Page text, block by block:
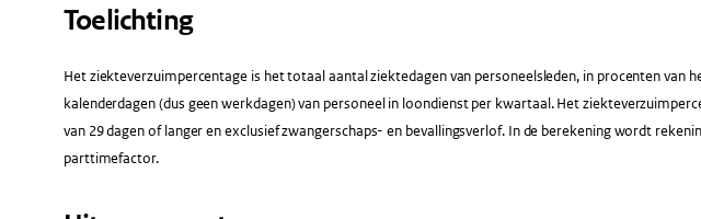
Toelichting
Het ziekteverzuimpercentage is het totaal aantal ziektedagen van personeelsleden, in procenten van
kalenderdagen (dus geen werkdagen) van personeel in loondienst per kwartaal. Het
van 29 dagen of langer en exclusief zwangerschaps- en bevallingsverlof. In de berekening wordt
parttimefactor.